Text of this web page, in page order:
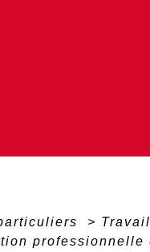
>
professionnelle